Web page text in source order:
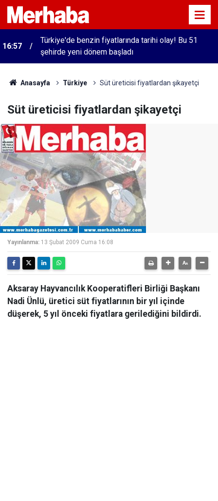
16:57
Türkiye'de benzin fiyatlarında tarihi olay! Bu 51
şehirde yeni dönem başladı
Anasayfa Türkiye Süt üreticisi fiyatlardan şikayetçi
Süt üreticisi fiyatlardan şikayetçi
Yayınlanma: 13 Şubat 2009 Cuma 16:08
Aksaray Hayvancılık Kooperatifleri Birliği Başkanı
Nadi Ünlü, üretici süt fiyatlarının bir yıl içinde
düşerek, 5 yıl önceki fiyatlara gerilediğini bildirdi.